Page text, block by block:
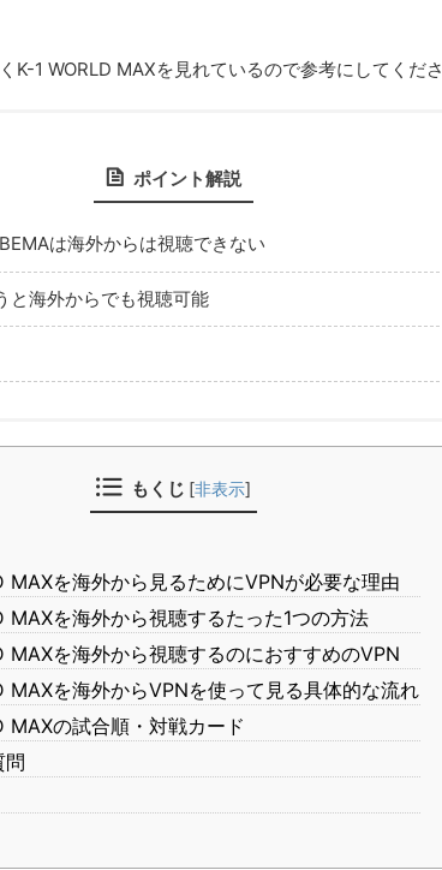
K-1 WORLD MAXを見れているので参考にしてくだ
ポイント解説
は海外からは視聴できない
と海外からでも視聴可能
もくじ [非表示]
MAXを海外から見るためにVPNが必要な理由
MAXを海外から視聴するたった1つの方法
MAXを海外から視聴するのにおすすめのVPN
MAXを海外からVPNを使って見る具体的な流れ
MAXの試合順・対戦カード
問